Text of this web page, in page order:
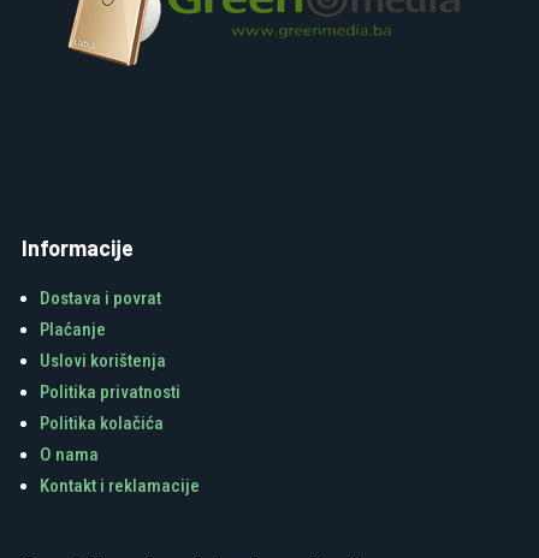
Informacije
Dostava i povrat
Plaćanje
Uslovi korištenja
Politika privatnosti
Politika kolačića
O nama
Kontakt i reklamacije